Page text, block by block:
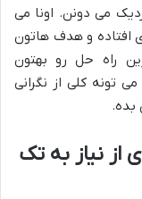
می دونن. اونا می
افتاده و هدف هاتون
راه حل رو بهتون
تونه کلی از نگرانی
بده.
از نیاز به تک